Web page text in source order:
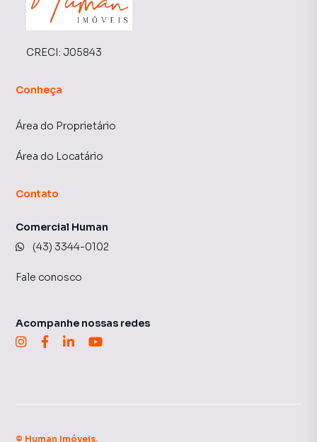
CRECI: J05843
Conheça
Área do Proprietário
Área do Locatário
Contato
Comercial Human
(43) 3344-0102
Fale conosco
Acompanhe nossas redes
© Human Imóveis.